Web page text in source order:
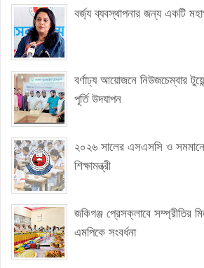
বর্জ্য ব্যবস্থাপনার জন্য একটি
বর্ণাঢ্য আয়োজনে নিউজচেম্বার
পূর্তি উদযাপন
২০২৬ সালের এসএসসি ও
শিক্ষামন্ত্রী
জকিগঞ্জ প্রেসক্লাবে সম্প্রীতির
এমপিকে সংবর্ধনা